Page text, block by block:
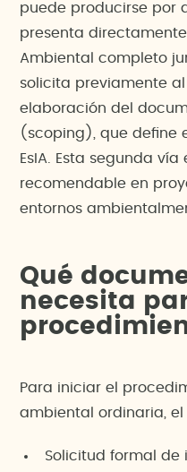
puede producirse por
presenta
Ambiental completo
solicita previamente
elaboración del
(scoping), que define
EsIA. Esta segunda
recomendable en
entornos
Qué
necesita
Para iniciar el
ambiental ordinaria,
Solicitud formal